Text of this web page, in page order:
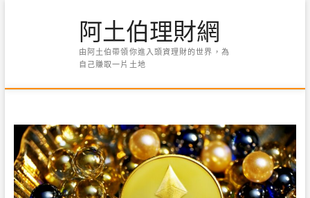
阿土伯理財網
由阿土伯帶領你進入頭資理財的世界，為
自己賺取一片土地